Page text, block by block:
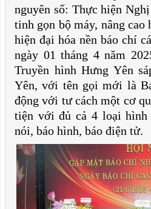
nguyên số: Thực hiện
tinh gọn bộ máy, nâng cao
hiện đại hóa nền báo chí
ngày 01 tháng 4 năm
Truyền hình Hưng Yên
Yên, với tên gọi mới là
động với tư cách một cơ
tiện với đủ cả 4 loại hình
nói, báo hình, báo điện tử.